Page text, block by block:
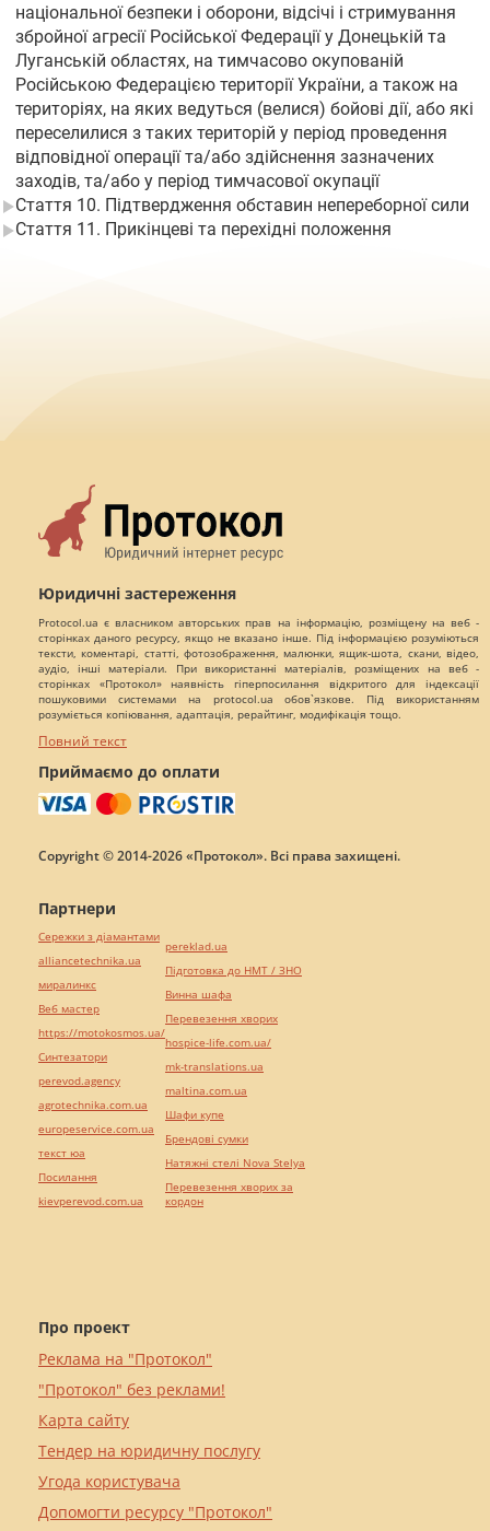
національної безпеки і оборони, відсічі і стримування
збройної агресії Російської Федерації у Донецькій та
Луганській областях, на тимчасово окупованій
Російською Федерацією території України, а також на
територіях, на яких ведуться (велися) бойові дії, або які
переселилися з таких територій у період проведення
відповідної операції та/або здійснення зазначених
заходів, та/або у період тимчасової окупації
Стаття 10. Підтвердження обставин непереборної сили
Стаття 11. Прикінцеві та перехідні положення
Юридичні застереження
Protocol.ua є власником авторських прав на інформацію, розміщену на веб -
сторінках даного ресурсу, якщо не вказано інше. Під інформацією розуміються
тексти, коментарі, статті, фотозображення, малюнки, ящик-шота, скани, відео,
аудіо, інші матеріали. При використанні матеріалів, розміщених на веб -
сторінках «Протокол» наявність гіперпосилання відкритого для індексації
пошуковими системами на protocol.ua обов`язкове. Під використанням
розуміється копіювання, адаптація, рерайтинг, модифікація тощо.
Повний текст
Приймаємо до оплати
Copyright © 2014-2026 «Протокол». Всі права захищені.
Про проект
Реклама на "Протокол"
"Протокол" без реклами!
Карта сайту
Тендер на юридичну послугу
Угода користувача
Допомогти ресурсу "Протокол"
Партнери
Сережки з діамантами
alliancetechnika.ua
миралинкс
Веб мастер
https://motokosmos.ua/
Синтезатори
perevod.agency
agrotechnika.com.ua
europeservice.com.ua
текст юа
Посилання
kievperevod.com.ua
pereklad.ua
Підготовка до НМТ / ЗНО
Винна шафа
Перевезення хворих
hospice-life.com.ua/
mk-translations.ua
maltina.com.ua
Шафи купе
Брендові сумки
Натяжні стелі Nova Stelya
Перевезення хворих за
кордон